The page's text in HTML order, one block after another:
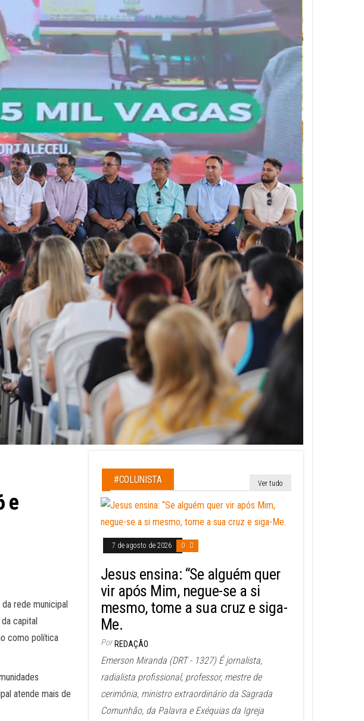
e
rede municipal
capital
como política
atende mais de
#COLUNISTA Ver tudo
7 de agosto de 2026 0
Jesus ensina: “Se alguém quer
vir após Mim, negue-se a si
mesmo, tome a sua cruz e siga-
Me.
Por REDAÇÃO
Emerson Miranda (DRT - 1327) É jornalista,
radialista profissional, professor, mestre de
cerimônia, ministro extraordinário da Sagrada
Comunhão, da Palavra e Exéquias da Igreja